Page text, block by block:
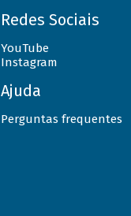
Redes Sociais
YouTube
Instagram
Ajuda
Perguntas frequentes